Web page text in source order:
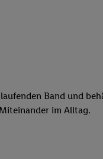
Band und
im Alltag.